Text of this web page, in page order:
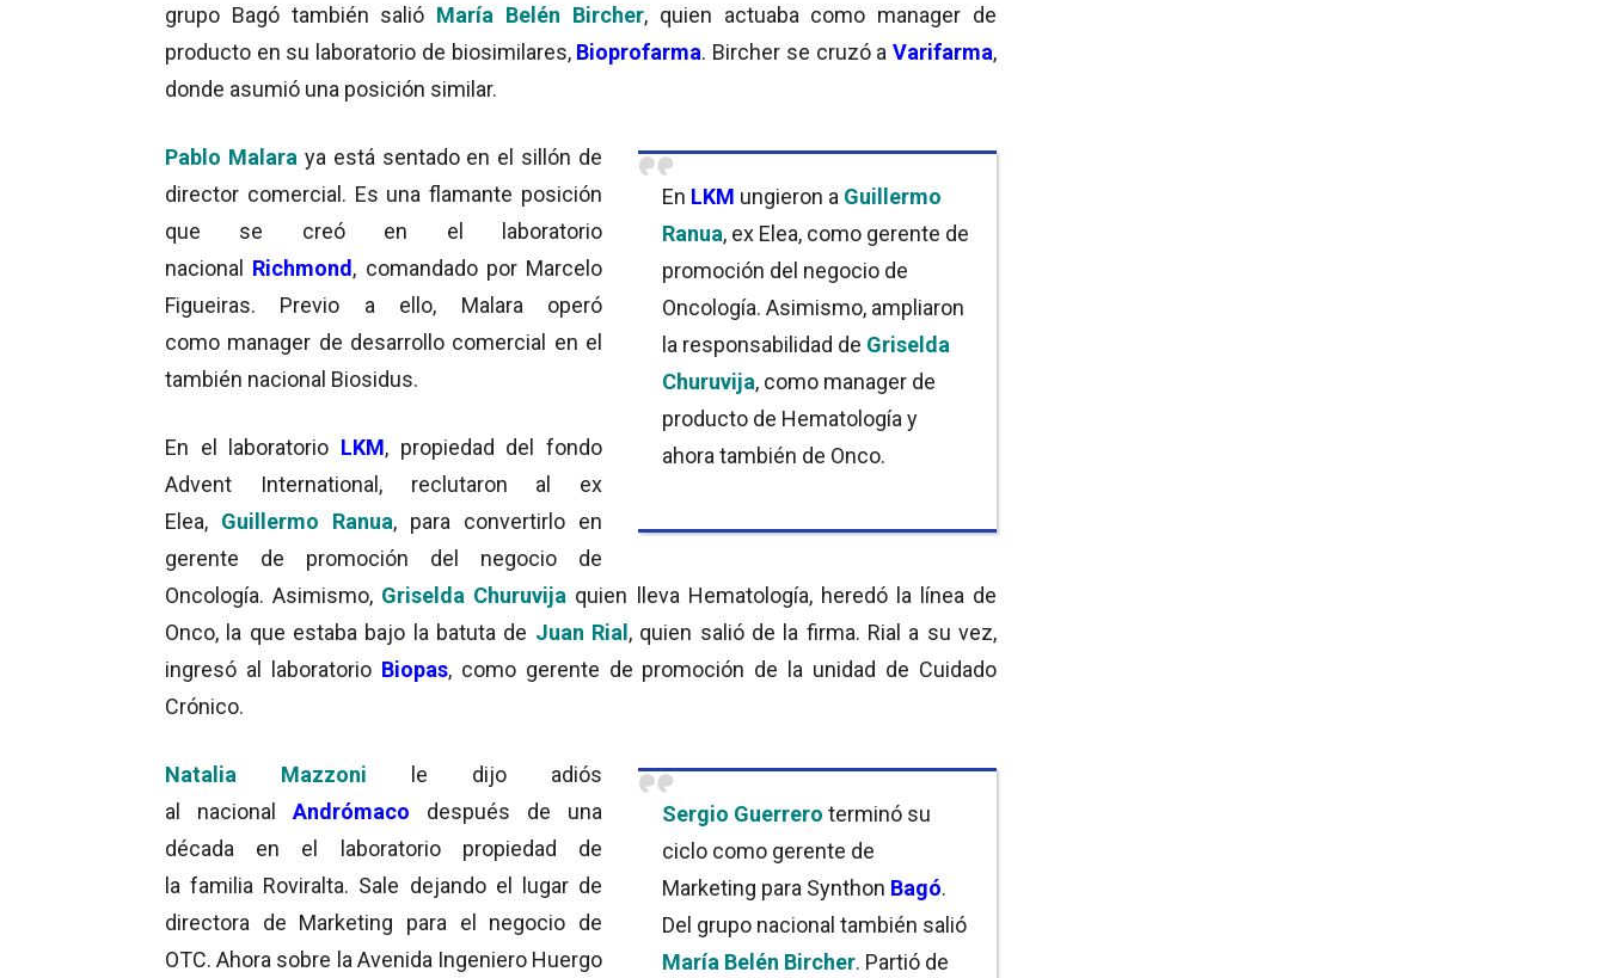
grupo Bagó también salió María Belén Bircher, quien actuaba como manager de
producto en su laboratorio de biosimilares, Bioprofarma. Bircher se cruzó aVarifarma,
donde asumió una posición similar.
En LKM ungieron a Guillermo
Ranua, ex Elea, como gerente de
promoción del negocio de
Oncología. Asimismo, ampliaron
la responsabilidad de Griselda
Churuvija, como manager de
producto de Hematología y
ahora también de Onco.
Pablo Malara ya está sentado en el sillón de
director comercial. Es una flamante posición
que se creó en el laboratorio
nacional Richmond, comandado por Marcelo
Figueiras. Previo a ello, Malara operó
como manager de desarrollo comercial en el
también nacional Biosidus.
En el laboratorio LKM, propiedad del fondo
Advent International, reclutaron al ex
Elea, Guillermo Ranua, para convertirlo en
gerente de promoción del negocio de
Oncología. Asimismo, Griselda Churuvija quien lleva Hematología, heredó la línea de
Onco, la que estaba bajo la batuta de Juan Rial, quien salió de la firma. Rial a su vez,
ingresó al laboratorio Biopas, como gerente de promoción de la unidad de Cuidado
Crónico.
Sergio Guerrero terminó su
ciclo como gerente de
Marketing para Synthon Bagó.
Del grupo nacional también salió
María Belén Bircher. Partió de
Natalia Mazzoni le dijo adiós
al nacional Andrómaco después de una
década en el laboratorio propiedad de
la familia Roviralta. Sale dejando el lugar de
directora de Marketing para el negocio de
OTC. Ahora sobre la Avenida Ingeniero Huergo